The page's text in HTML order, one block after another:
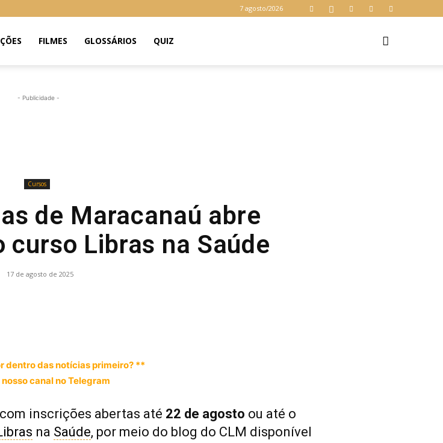
7 agosto/2026
FILMES GLOSSÁRIOS QUIZ
- Publicidade -
Cursos
de Maracanaú abre
curso Libras na Saúde
17 de agosto de 2025
dentro das notícias primeiro? **
canal no Telegram
inscrições abertas até 22 de agosto ou até o
na Saúde, por meio do blog do CLM disponível